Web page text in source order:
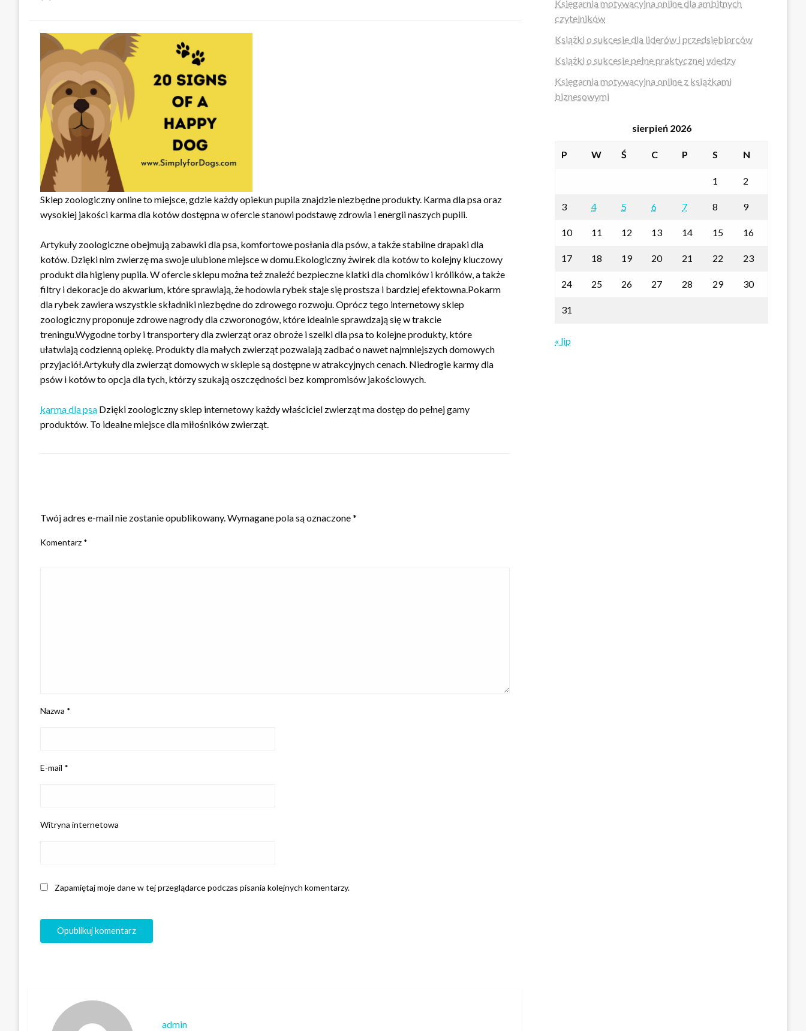
Sklep zoologiczny online to miejsce, gdzie każdy opiekun pupila znajdzie niezbędne produkty. Karma dla psa oraz
wysokiej jakości karma dla kotów dostępna w ofercie stanowi podstawę zdrowia i energii naszych pupili.
Artykuły zoologiczne obejmują zabawki dla psa, komfortowe posłania dla psów, a także stabilne drapaki dla
kotów. Dzięki nim zwierzę ma swoje ulubione miejsce w domu.Ekologiczny żwirek dla kotów to kolejny kluczowy
produkt dla higieny pupila. W ofercie sklepu można też znaleźć bezpieczne klatki dla chomików i królików, a także
filtry i dekoracje do akwarium, które sprawiają, że hodowla rybek staje się prostsza i bardziej efektowna.Pokarm
dla rybek zawiera wszystkie składniki niezbędne do zdrowego rozwoju. Oprócz tego internetowy sklep
zoologiczny proponuje zdrowe nagrody dla czworonogów, które idealnie sprawdzają się w trakcie
treningu.Wygodne torby i transportery dla zwierząt oraz obroże i szelki dla psa to kolejne produkty, które
ułatwiają codzienną opiekę. Produkty dla małych zwierząt pozwalają zadbać o nawet najmniejszych domowych
przyjaciół.Artykuły dla zwierząt domowych w sklepie są dostępne w atrakcyjnych cenach. Niedrogie karmy dla
psów i kotów to opcja dla tych, którzy szukają oszczędności bez kompromisów jakościowych.
karma dla psa Dzięki zoologiczny sklep internetowy każdy właściciel zwierząt ma dostęp do pełnej gamy
produktów. To idealne miejsce dla miłośników zwierząt.
Twój adres e-mail nie zostanie opublikowany.Wymagane pola są oznaczone*
Komentarz *
Nazwa *
E-mail *
Witryna internetowa
Zapamiętaj moje dane w tej przeglądarce podczas pisania kolejnych komentarzy.
admin
Księgarnia motywacyjna online dla ambitnych
czytelników
Książki o sukcesie dla liderów i przedsiębiorców
Książki o sukcesie pełne praktycznej wiedzy
Księgarnia motywacyjna online z książkami
biznesowymi
sierpień 2026
P W Ś C P S N
1 2
3 4 5 6 7 8 9
10 11 12 13 14 15 16
17 18 19 20 21 22 23
24 25 26 27 28 29 30
31
« lip